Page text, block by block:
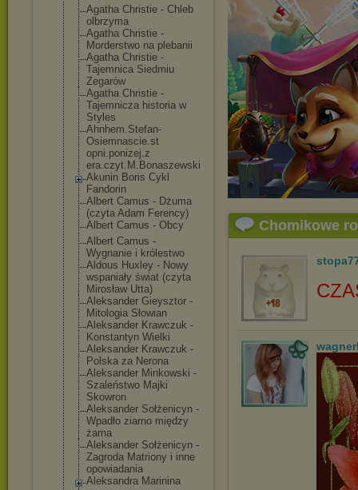
Agatha Christie - Chleb
olbrzyma
Agatha Christie -
Morderstwo na plebanii
Agatha Christie -
Tajemnica Siedmiu
Zegarów
Agatha Christie -
Tajemnicza historia w
Styles
Ahnhem.Stefan-
Osiemnascie.st
opni.ponizej.z
era.czyt.M.Bonaszewski
Akunin Boris Cykl
Fandorin
Albert Camus - Dżuma
(czyta Adam Ferency)
Albert Camus - Obcy
Albert Camus -
Wygnanie i królestwo
Aldous Huxley - Nowy
wspaniały świat (czyta
Mirosław Utta)
Aleksander Gieysztor -
Mitologia Słowian
Aleksander Krawczuk -
Konstantyn Wielki
Aleksander Krawczuk -
Polska za Nerona
Aleksander Minkowski -
Szaleństwo Majki
Skowron
Aleksander Sołżenicyn -
Wpadło ziarno między
żarna
Aleksander Sołżenicyn -
Zagroda Matriony i inne
opowiadania
Aleksandra Marinina
Chomikowe